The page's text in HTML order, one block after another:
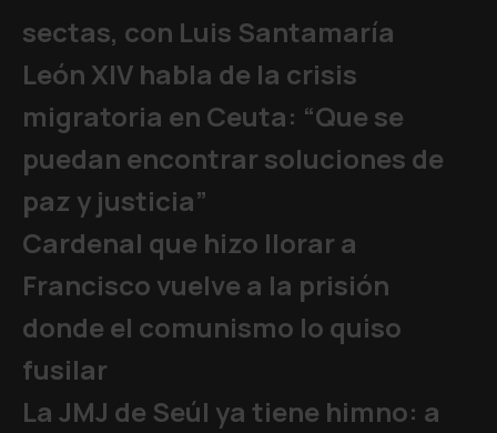
sectas, con Luis Santamaría
León XIV habla de la crisis
migratoria en Ceuta: “Que se
puedan encontrar soluciones de
paz y justicia”
Cardenal que hizo llorar a
Francisco vuelve a la prisión
donde el comunismo lo quiso
fusilar
La JMJ de Seúl ya tiene himno: a